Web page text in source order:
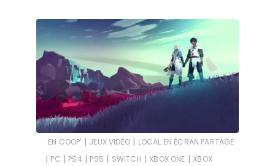
EN COOP' | JEUX VIDÉO | LOCAL EN ÉCRAN PARTAGÉ
| PC | PS4 | PS5 | SWITCH | XBOX ONE | XBOX